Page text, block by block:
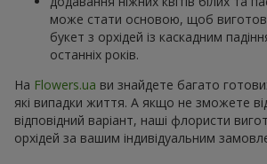
може стати основою, щоб
букет з орхідей із каскадним
останніх років.
На Flowers.ua ви знайдете багато
які випадки життя. А якщо не зможете
відповідний варіант, наші флористи
орхідей за вашим індивідуальним